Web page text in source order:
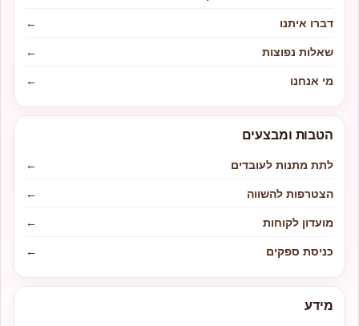
דברו איתנו
←
שאלות נפוצות
←
מי אנחנו
←
הטבות ומבצעים
לתת מתנות לעובדים
←
הצטרפות להשווה
←
מועדון לקוחות
←
כניסת ספקים
←
מידע